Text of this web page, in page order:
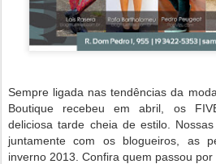
Sempre ligada nas tendências da
Boutique recebeu em abril, os
deliciosa tarde cheia de estilo.
juntamente com os blogueiros, as
inverno 2013. Confira quem passou por